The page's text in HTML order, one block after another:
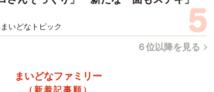
まいどなトピック
６位以降を見る
まいどなファミリー
（新着記事順）